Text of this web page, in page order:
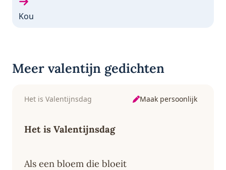
Volgende gedicht:
Kou
Meer valentijn gedichten
Het is Valentijnsdag Maak persoonlijk
Het is Valentijnsdag
Als een bloem die bloeit